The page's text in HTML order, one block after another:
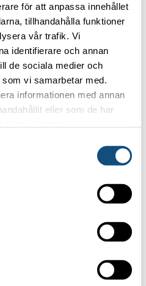
för att anpassa innehållet
tillhandahålla funktioner
vår trafik. Vi
identifierare och annan
de sociala medier och
vi samarbetar med.
informationen med annan
eller som de har
höjdhjälp
jordbruk
i logistiken?
– hyr
truckar